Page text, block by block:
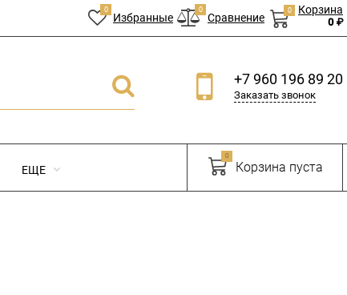
0
Избранные
0
Сравнение
0 Корзина
0 ₽
+7 960 196 89 20
Заказать звонок
Корзина пуста
0
ЕЩЕ